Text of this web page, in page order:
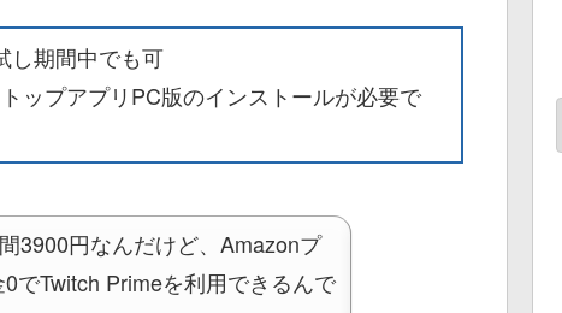
し期間中でも可
ップアプリPC版のインストールが必要で
3900円なんだけど、Amazonプ
でTwitch Primeを利用できるんで